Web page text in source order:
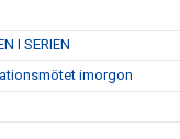
I SERIEN
imorgon